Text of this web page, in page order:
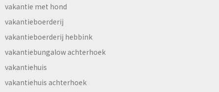
vakantie met hond
vakantieboerderij
vakantieboerderij hebbink
vakantiebungalow achterhoek
vakantiehuis
vakantiehuis achterhoek